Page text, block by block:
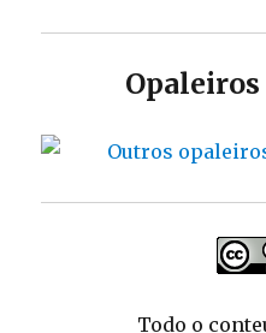
Todo o